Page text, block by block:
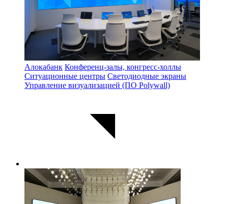
Алокабанк Конференц-залы, конгресс-холлы
Ситуационные центры Светодиодные экраны
Управление визуализацией (ПО Polywall)